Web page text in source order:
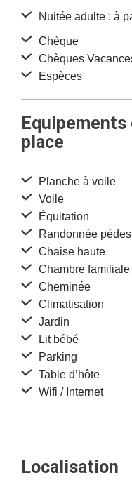
Nuitée adulte : à
Chèque
Chèques
Espèces
place
Planche à voile
Voile
Équitation
Randonnée
Chaise haute
Chambre familiale
Cheminée
Climatisation
Jardin
Lit bébé
Parking
Table d’hôte
Wifi / Internet
Localisation